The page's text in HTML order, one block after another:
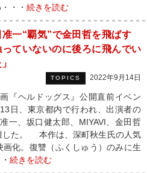
・・ 続きを読む
准一“覇気”で金田哲を飛ばす
っていないのに後ろに飛んでい
TOPICS 2022年9月14日
『ヘルドッグス』公開直前イベン
13日、東京都内で行われ、出演者の
一、坂口健太郎、MIYAVI、金田哲
した。 本作は、深町秋生氏の人気
化。復讐（ふくしゅう）のみに生
続きを読む